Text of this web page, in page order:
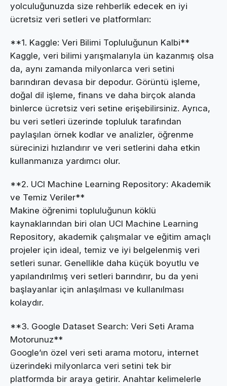
yolculuğunuzda size rehberlik edecek en iyi
ücretsiz veri setleri ve platformları:
**1. Kaggle: Veri Bilimi Topluluğunun Kalbi**
Kaggle, veri bilimi yarışmalarıyla ün kazanmış olsa
da, aynı zamanda milyonlarca veri setini
barındıran devasa bir depodur. Görüntü işleme,
doğal dil işleme, finans ve daha birçok alanda
binlerce ücretsiz veri setine erişebilirsiniz. Ayrıca,
bu veri setleri üzerinde topluluk tarafından
paylaşılan örnek kodlar ve analizler, öğrenme
sürecinizi hızlandırır ve veri setlerini daha etkin
kullanmanıza yardımcı olur.
**2. UCI Machine Learning Repository: Akademik
ve Temiz Veriler**
Makine öğrenimi topluluğunun köklü
kaynaklarından biri olan UCI Machine Learning
Repository, akademik çalışmalar ve eğitim amaçlı
projeler için ideal, temiz ve iyi belgelenmiş veri
setleri sunar. Genellikle daha küçük boyutlu ve
yapılandırılmış veri setleri barındırır, bu da yeni
başlayanlar için anlaşılması ve kullanılması
kolaydır.
**3. Google Dataset Search: Veri Seti Arama
Motorunuz**
Google’ın özel veri seti arama motoru, internet
üzerindeki milyonlarca veri setini tek bir
platformda bir araya getirir. Anahtar kelimelerle